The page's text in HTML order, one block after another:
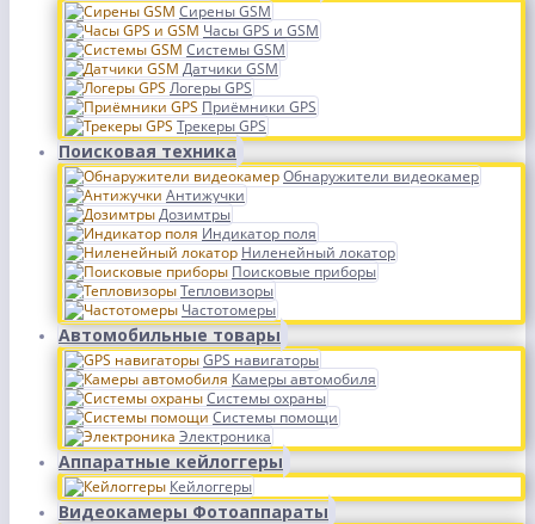
Сирены GSM
Часы GPS и GSM
Системы GSM
Датчики GSM
Логеры GPS
Приёмники GPS
Трекеры GPS
Поисковая техника
Обнаружители видеокамер
Антижучки
Дозимтры
Индикатор поля
Ниленейный локатор
Поисковые приборы
Тепловизоры
Частотомеры
Автомобильные товары
GPS навигаторы
Камеры автомобиля
Системы охраны
Системы помощи
Электроника
Аппаратные кейлоггеры
Кейлоггеры
Видеокамеры Фотоаппараты